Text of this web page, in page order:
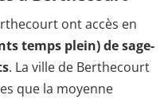
ont accès en
temps plein) de sage-
. La ville de Berthecourt
que la moyenne